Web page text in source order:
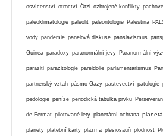
osvícenství otroctví Ötzi ozbrojené konflikty
paleoklimatologie paleolit paleontologie Palestina
vody pandemie panelová diskuse panslavismus
Guinea paradoxy paranormální jevy Paranormální
paraziti parazitologie pareidolie parlamentarismus
partnerský vztah pásmo Gazy pastevectví patologie
pedologie peníze periodická tabulka prvků
de Fermat pilotované lety planetární ochrana
planety platební karty plazma plesiosauři plodnost